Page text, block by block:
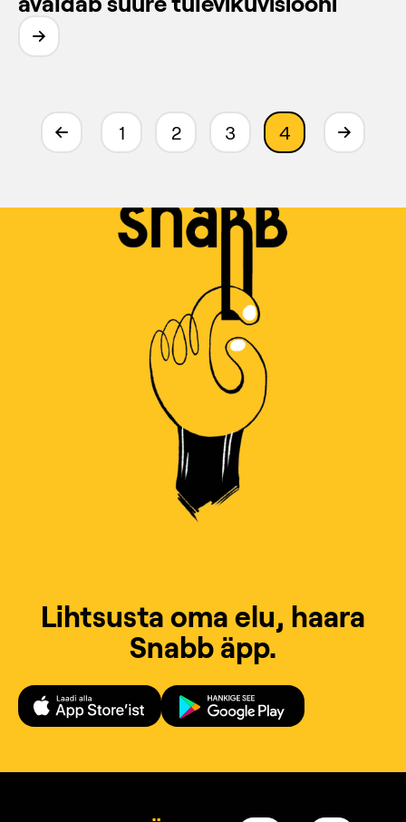
1 2 3 4
Lihtsusta oma elu, haara
Snabb äpp.